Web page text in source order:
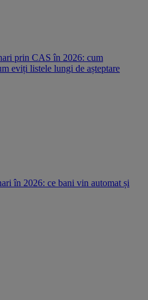
prin CAS în 2026: cum
eviți listele lungi de așteptare
în 2026: ce bani vin automat și